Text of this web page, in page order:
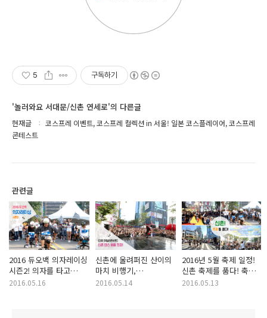
5 구독하기
'놀러와요 서대문/신촌 연세로'의 다른글
현재글
코스프레 이벤트, 코스프레 컬렉션 in 서울! 일본 코스플레이어, 코스프레
콘테스트
관련글
2016 듀오백 의자레이싱
시즌2! 의자를 타고
신촌을 달려라~
2016.05.16
신촌에 울려퍼진 산이의
마치 비행기,
게릴라콘서트와 함께한
2016.05.14
2016년 5월 축제 일정!
신촌 축제를 품다! 축제
정보 한눈에 보자!
2016.05.13